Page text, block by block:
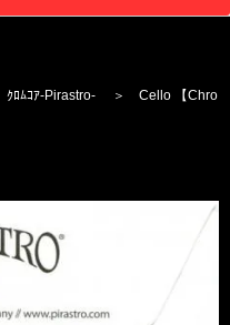
ｸﾛﾑｺｱ-Pirastro- ＞ Cello 【Chro